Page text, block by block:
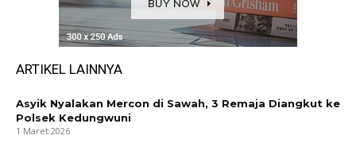
ARTIKEL LAINNYA
Asyik Nyalakan Mercon di Sawah, 3 Remaja Diangkut ke
Polsek Kedungwuni
1 Maret 2026